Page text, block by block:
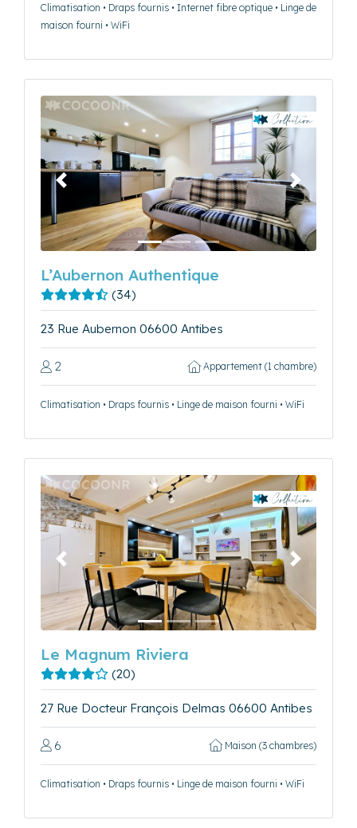
Climatisation • Draps fournis • Internet fibre optique • Linge de
maison fourni • WiFi
Précédent Suivant
L’Aubernon Authentique
(34)
23 Rue Aubernon 06600 Antibes
2 Appartement (1 chambre)
Climatisation • Draps fournis • Linge de maison fourni • WiFi
Précédent Suivant
Le Magnum Riviera
(20)
27 Rue Docteur François Delmas 06600 Antibes
6 Maison (3 chambres)
Climatisation • Draps fournis • Linge de maison fourni • WiFi